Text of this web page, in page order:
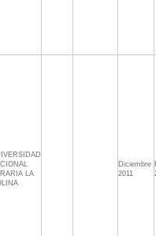
LA
Diciembre
2011